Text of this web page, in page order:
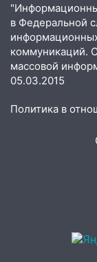
в Федеральной
коммуникаций.
массовой
05.03.2015
Политика в